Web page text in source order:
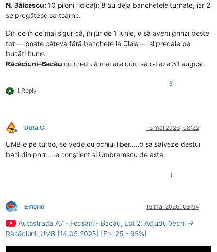
N. Bălcescu: 10 piloni ridicați; 8 au deja banchetele turnate, iar 2
se pregătesc sa toarne.
Din ce în ce mai sigur că, în jur de 1 iunie, o să avem grinzi peste
tot — poate câteva fără banchete la Cleja — și predale pe
bucăți bune.
Răcăciuni–Bacău nu cred că mai are cum să rateze 31 august.
A 1 Reply
6
Deconectat
Duta C 15 mai 2026, 08:22
UMB e pe turbo, se vede cu ochiul liber.....o sa salveze destui
bani din pnrr.....e conștient si Umbrarescu de asta
1
Conectat
Emeric 15 mai 2026, 08:54
Autostrada A7 - Focșani - Bacău, Lot 2, Adjudu Vechi →
Răcăciuni, UMB [14.05.2026] [Ep. 25 - 95%]